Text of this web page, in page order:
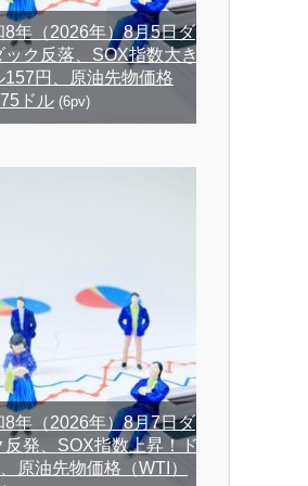
8年（2026年）8月5日ダ
ク反落、SOX指数大き
円、原油先物価格
ドル (6pv)
8年（2026年）8月7日ダ
反発、SOX指数上昇！ド
原油先物価格（WTI）